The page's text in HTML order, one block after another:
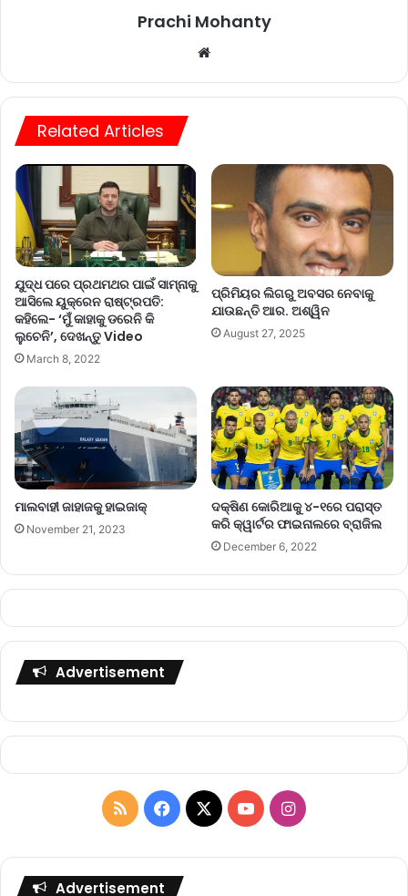
Prachi Mohanty
te
Related Articles
ଯୁଦ୍ଧ ପରେ ପ୍ରଥମଥର ପାଇଁ ସାମ୍ନାକୁ
ଆସିଲେ ୟୁକ୍ରେନ ରାଷ୍ଟ୍ରପତି:
କହିଲେ- ‘ମୁଁ କାହାକୁ ଡରେନି କି
ଲୁଚେନି’, ଦେଖନ୍ତୁ Video
March 8, 2022
ପ୍ରିମିୟର ଲିଗରୁ ଅବସର ନେବାକୁ
ଯାଉଛନ୍ତି ଆର. ଅଶ୍ୱିନ
August 27, 2025
ମାଲବାହୀ ଜାହାଜକୁ ହାଇଜାକ୍
November 21, 2023
ଦକ୍ଷିଣ କୋରିଆକୁ ୪-୧ରେ ପରାସ୍ତ
କରି କ୍ୱାର୍ଟର ଫାଇନାଲରେ ବ୍ରାଜିଲ
December 6, 2022
Advertisement
R
S
F
c
X
Y
I
Advertisement